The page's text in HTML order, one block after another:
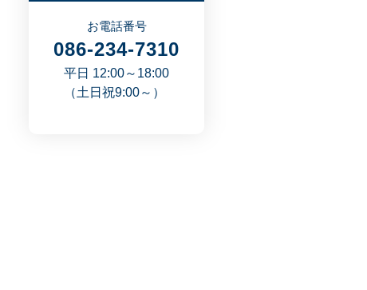
直前OK【8年連続人気♪】和牛と甘鯛の贅沢
試食×チャペル＆ドレス体験
8/9 日
パーティ
お電話番号
086-234-7310
平日 12:00～18:00
（土日祝9:00～）